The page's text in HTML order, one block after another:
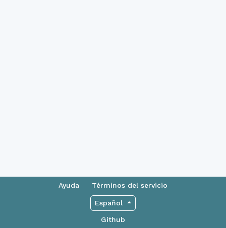
Ayuda Términos del servicio
Español
Github